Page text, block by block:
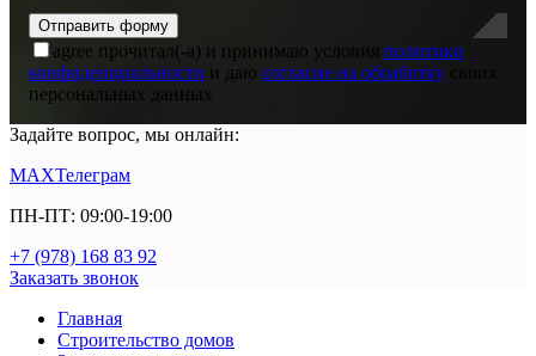
agree прочитал(-а) и принимаю условия политики
конфиденциальности и даю согласие на обработку
персональных данных
Задайте вопрос, мы онлайн:
MAXТелеграм
ПН-ПТ: 09:00-19:00
+7 (978) 168 83 92
Заказать звонок
Главная
Строительство домов